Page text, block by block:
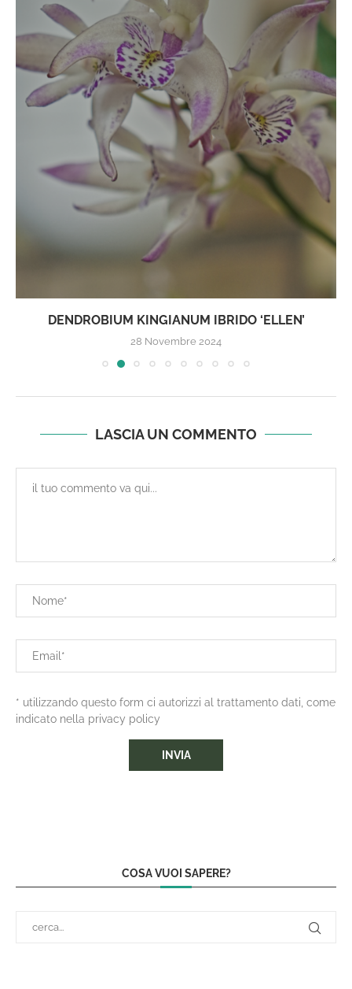
DENDROBIUM KINGIANUM IBRIDO ‘ELLEN’
28 Novembre 2024
LASCIA UN COMMENTO
* utilizzando questo form ci autorizzi al trattamento dati, come
indicato nella privacy policy
COSA VUOI SAPERE?